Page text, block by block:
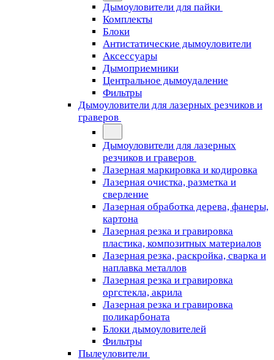
Дымоуловители для пайки
Комплекты
Блоки
Антистатические дымоуловители
Аксессуары
Дымоприемники
Центральное дымоудаление
Фильтры
Дымоуловители для лазерных резчиков и
граверов
Дымоуловители для лазерных
резчиков и граверов
Лазерная маркировка и кодировка
Лазерная очистка, разметка и
сверление
Лазерная обработка дерева, фанеры,
картона
Лазерная резка и гравировка
пластика, композитных материалов
Лазерная резка, раскройка, сварка и
наплавка металлов
Лазерная резка и гравировка
оргстекла, акрила
Лазерная резка и гравировка
поликарбоната
Блоки дымоуловителей
Фильтры
Пылеуловители